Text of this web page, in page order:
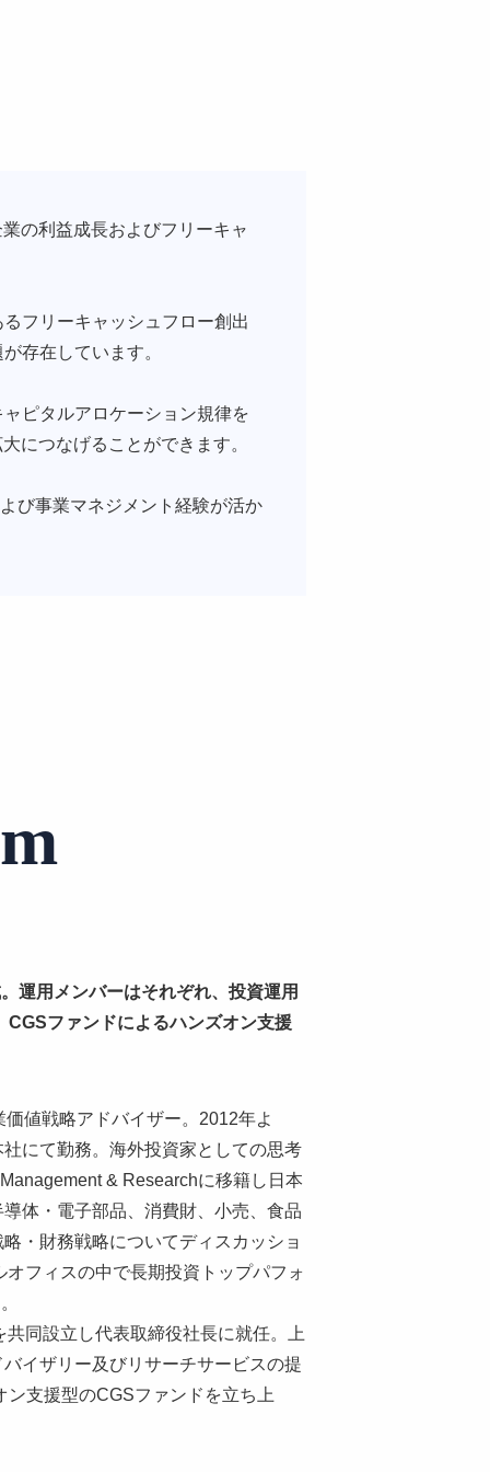
の利益成長およびフリーキャ
フリーキャッシュフロー創出
存在しています。
ピタルアロケーション規律を
につなげることができます。
び事業マネジメント経験が活か
運用メンバーはそれぞれ、投資運用
ファンドによるハンズオン支援
値戦略アドバイザー。2012年よ
にて勤務。海外投資家としての思考
& Researchに移籍し日本
体・電子部品、消費財、小売、食品
・財務戦略についてディスカッショ
フィスの中で長期投資トップパフォ
同設立し代表取締役社長に就任。上
イザリー及びリサーチサービスの提
支援型のCGSファンドを立ち上